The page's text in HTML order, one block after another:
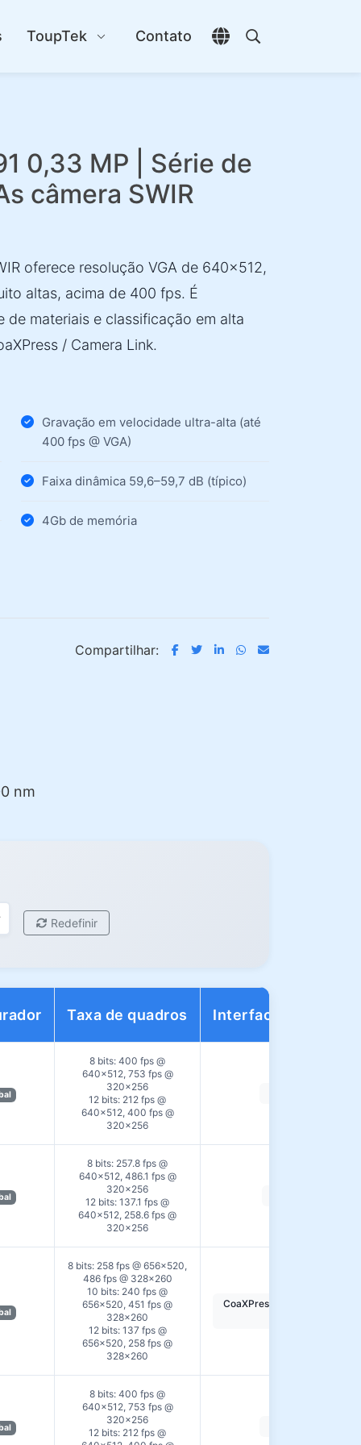
ToupTek Contato
Abrir seletor de
Abrir pesquisa
0,33 MP | Série de
câmera SWIR
oferece resolução VGA de 640×512,
altas, acima de 400 fps. É
de materiais e classificação em alta
/ Camera Link.
Gravação em velocidade ultra-alta (até
400 fps @ VGA)
Faixa dinâmica 59,6–59,7 dB (típico)
4Gb de memória
Compartilhar:
nm
Redefinir
Taxa de quadros Interface de dados
8 bits: 400 fps @
640×512, 753 fps @
320×256
12 bits: 212 fps @
640×512, 400 fps @
320×256
8 bits: 257.8 fps @
640×512, 486.1 fps @
320×256
12 bits: 137.1 fps @
640×512, 258.6 fps @
320×256
8 bits: 258 fps @ 656×520,
486 fps @ 328×260
10 bits: 240 fps @
656×520, 451 fps @
328×260
12 bits: 137 fps @
656×520, 258 fps @
328×260
CoaXPress 2.0 (CXP-10 x
8 bits: 400 fps @
640×512, 753 fps @
320×256
12 bits: 212 fps @